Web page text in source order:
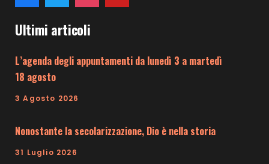
Ultimi articoli
L’agenda degli appuntamenti da lunedì 3 a martedì
18 agosto
3 Agosto 2026
Nonostante la secolarizzazione, Dio è nella storia
31 Luglio 2026